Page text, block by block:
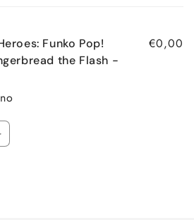
Funko Pop!
the Flash -
€0,00